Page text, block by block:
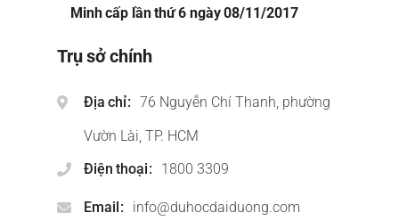
Minh cấp lần thứ 6 ngày 08/11/2017
Trụ sở chính
Địa chỉ
76 Nguyễn Chí Thanh, phường
Vườn Lài, TP. HCM
Điện thoại
1800 3309
Email info@duhocdaiduong.com